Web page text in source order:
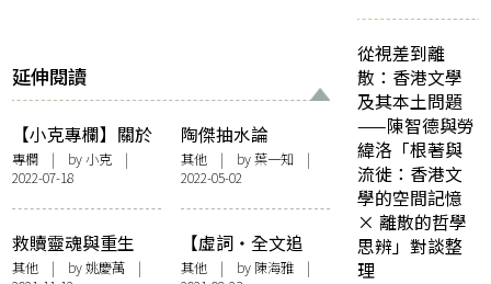
延伸閱讀
【小克專欄】關於
填詞的100件事
（四）
專欄 | by小克 |
2022-07-18
陶傑抽水論
MIRROR，向後生
抽刀說不過去
其他| by 葉一知 |
2022-05-02
救贖靈魂與重生
——〈迴光物語〉
其他 | by姚慶萬 |
【虛詞・全文追
星】喜歡MIRROR
其他| by 陳海雅|
從視差到離
散：香港文學
及其本土問題
——陳智德與勞
緯洛「根著與
流徙：香港文
學的空間記憶
× 離散的哲學
思辨」對談整
理